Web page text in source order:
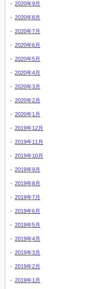
2020年9月
2020年8月
2020年7月
2020年6月
2020年5月
2020年4月
2020年3月
2020年2月
2020年1月
2019年12月
2019年11月
2019年10月
2019年9月
2019年8月
2019年7月
2019年6月
2019年5月
2019年4月
2019年3月
2019年2月
2019年1月